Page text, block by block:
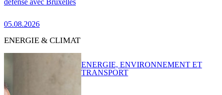
05.08.2026
ENERGIE & CLIMAT
ENERGIE, ENVIRONNEMENT ET
TRANSPORT